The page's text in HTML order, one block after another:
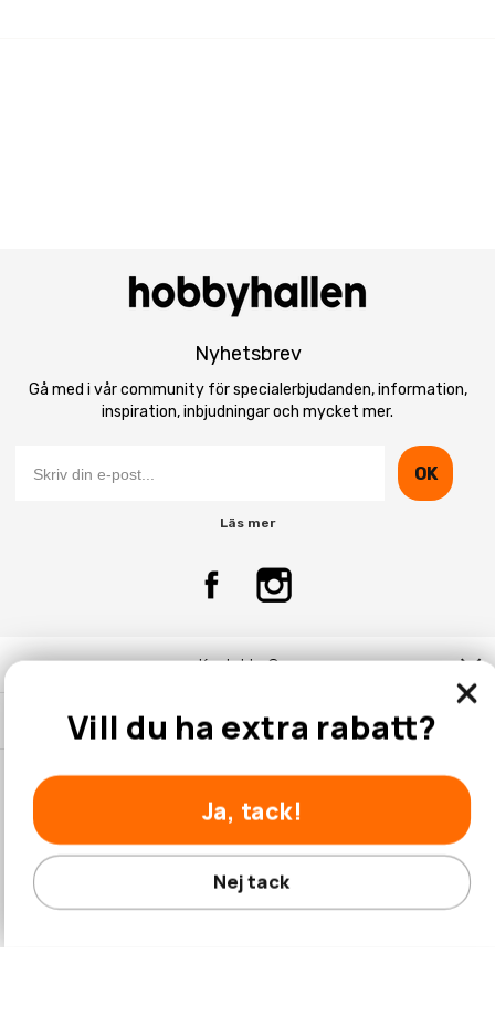
Nyhetsbrev
Gå med i vår community för specialerbjudanden, information,
inspiration, inbjudningar och mycket mer.
OK
Läs mer
Kontakta Oss
Kundtjänst
Vill du ha extra rabatt?
Ja, tack!
Nej tack